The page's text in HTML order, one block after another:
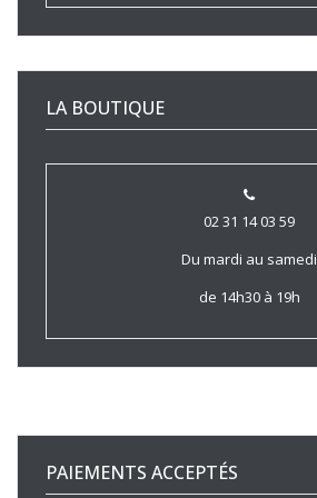
LA BOUTIQUE
02 31 14 03 59
Du mardi au samedi
de 14h30 à 19h
PAIEMENTS ACCEPTÉS